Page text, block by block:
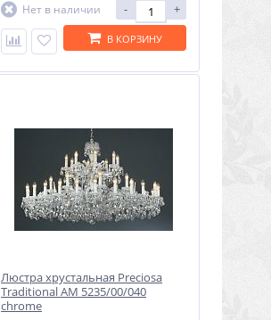
Нет в наличии
- +
В КОРЗИНУ
Люстра хрустальная Preciosa
Traditional AM 5235/00/040
chrome